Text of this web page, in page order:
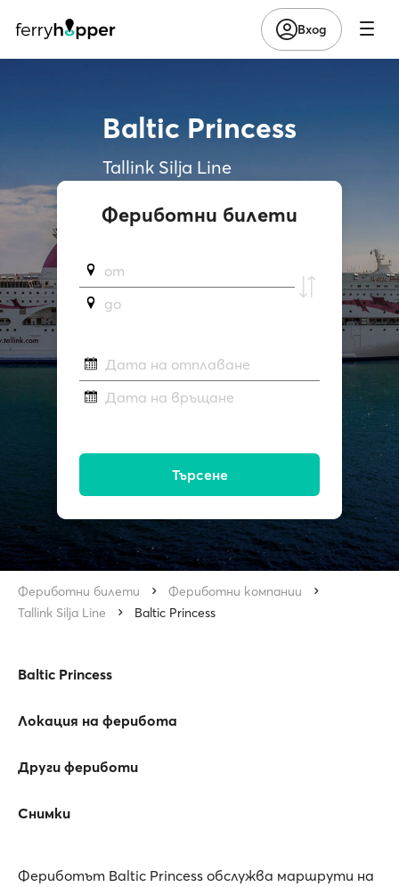
Вход
Baltic Princess
Tallink Silja Line
Фериботни билети
от
до
Дата на отплаване
Дата на връщане
Търсене
Фериботни билети
Фериботни компании
Tallink Silja Line
Baltic Princess
Baltic Princess
Локация на ферибота
Други фериботи
Снимки
Фериботът Baltic Princess обслужва маршрути на